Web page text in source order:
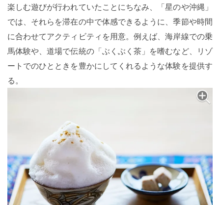
楽しむ遊びが行われていたことにちなみ、「星のや沖縄」
では、それらを滞在の中で体感できるように、季節や時間
に合わせてアクティビティを用意。例えば、海岸線での乗
馬体験や、道場で伝統の「ぶくぶく茶」を嗜むなど、リゾ
ートでのひとときを豊かにしてくれるような体験を提供す
る。